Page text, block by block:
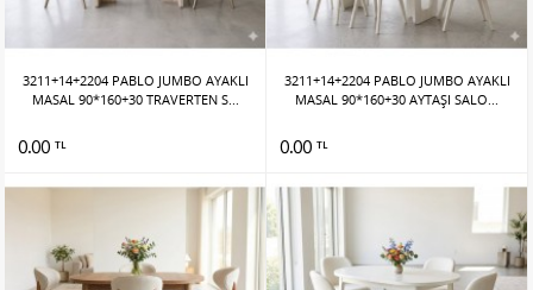
3211+14+2204 PABLO JUMBO AYAKLI
MASAL 90*160+30 TRAVERTEN S...
0.00 TL
3211+14+2204 PABLO JUMBO AYAKLI
MASAL 90*160+30 AYTAŞI SALO...
0.00 TL